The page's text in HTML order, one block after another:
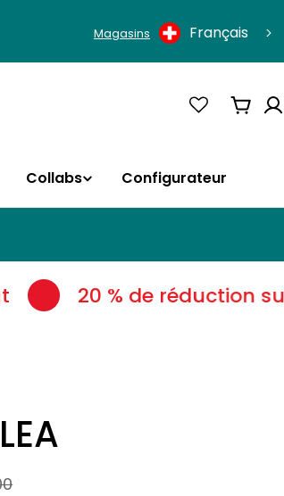
Magasins Français
Panier
Collabs Configurateur
20 % de réduction